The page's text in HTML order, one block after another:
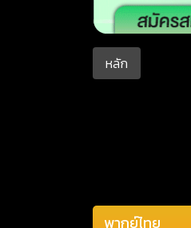
หลัก